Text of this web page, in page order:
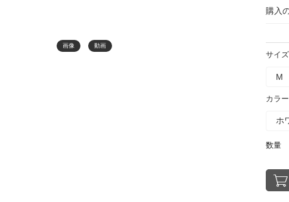
画像 動画
購入
サイズ
カラー
数量